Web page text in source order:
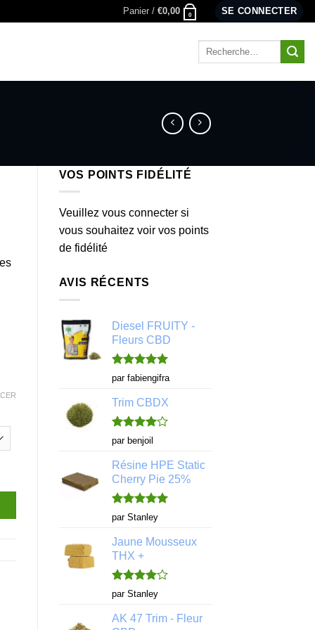
Panier / €0,00 0 SE CONNECTER
Recherche
VOS POINTS FIDÉLITÉ
Veuillez vous connecter si
vous souhaitez voir vos points
de fidélité
AVIS RÉCENTS
Diesel FRUITY -
Fleurs CBD
Note5sur
5
par fabiengifra
Trim CBDX
Note4
sur 5
par benjoil
Résine HPE Static
Cherry Pie 25%
Note5sur
5
par Stanley
Jaune Mousseux
THX +
Note4
sur 5
par Stanley
AK 47 Trim - Fleur
Sans THC